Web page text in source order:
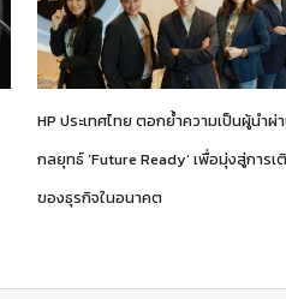
HP ประเทศไทย ตอกย้ำความเป็นผู้นำผ่
กลยุทธ์ ‘Future Ready’ เพื่อมุ่งสู่การเ
ของธุรกิจในอนาคต